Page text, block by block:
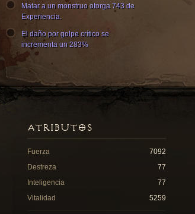
Matar a un monstruo otorga 743 de
Experiencia.
El daño por golpe crítico se
incrementa un 283%
ATRIBUTOS
Fuerza
7092
Destreza
77
Inteligencia
77
Vitalidad
5259